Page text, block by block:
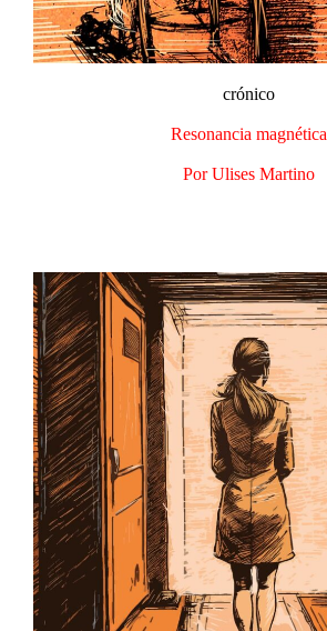
crónico
Resonancia magnética
Por Ulises Martino